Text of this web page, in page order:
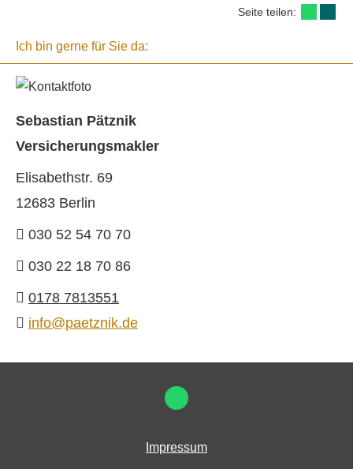
Seite teilen:
Ich bin gerne für Sie da:
Sebastian Pätznik
Ver­sicherungs­makler
Elisabethstr. 69
12683 Berlin
030 52 54 70 70
030 22 18 70 86
0178 7813551
info@paetznik.de
Impressum